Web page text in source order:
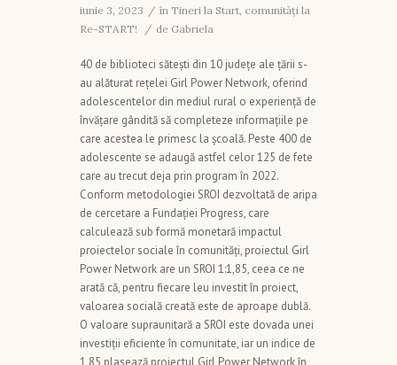
iunie 3, 2023 / în Tineri la Start, comunități la
Re-START!
/ de Gabriela
40 de biblioteci sătești din 10 județe ale țării s-
au alăturat rețelei Girl Power Network, oferind
adolescentelor din mediul rural o experiență de
învățare gândită să completeze informațiile pe
care acestea le primesc la școală. Peste 400 de
adolescente se adaugă astfel celor 125 de fete
care au trecut deja prin program în 2022.
Conform metodologiei SROI dezvoltată de aripa
de cercetare a Fundației Progress, care
calculează sub formă monetară impactul
proiectelor sociale în comunități, proiectul Girl
Power Network are un SROI 1:1,85, ceea ce ne
arată că, pentru fiecare leu investit în proiect,
valoarea socială creată este de aproape dublă.
O valoare supraunitară a SROI este dovada unei
investiții eficiente în comunitate, iar un indice de
1,85 plasează proiectul Girl Power Network în